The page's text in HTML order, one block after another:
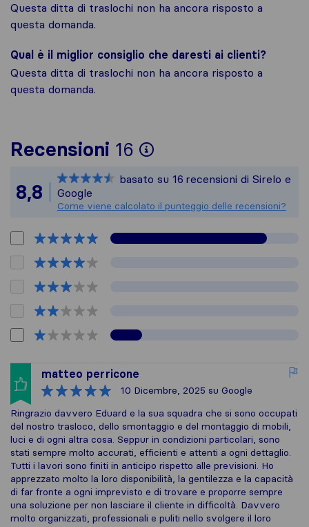
Questa ditta di traslochi non ha ancora risposto a
questa domanda.
Qual è il miglior consiglio che daresti ai clienti?
Questa ditta di traslochi non ha ancora risposto a
questa domanda.
Recensioni 16
Per avere un
Tutte le
8,8
basato su 16 recensioni di Sirelo e
Google
Come viene calcolato il punteggio delle recensioni?
matteo perricone
10 Dicembre, 2025 su Google
Ringrazio davvero Eduard e la sua squadra che si sono occupati
del nostro trasloco, dello smontaggio e del montaggio di mobili,
luci e di ogni altra cosa. Seppur in condizioni particolari, sono
stati sempre molto accurati, efficienti e attenti a ogni dettaglio.
Tutti i lavori sono finiti in anticipo rispetto alle previsioni. Ho
apprezzato molto la loro disponibilità, la gentilezza e la capacità
di far fronte a ogni imprevisto e di trovare e proporre sempre
una soluzione per non lasciare il cliente in difficoltà. Davvero
molto organizzati, professionali e puliti nello svolgere il loro